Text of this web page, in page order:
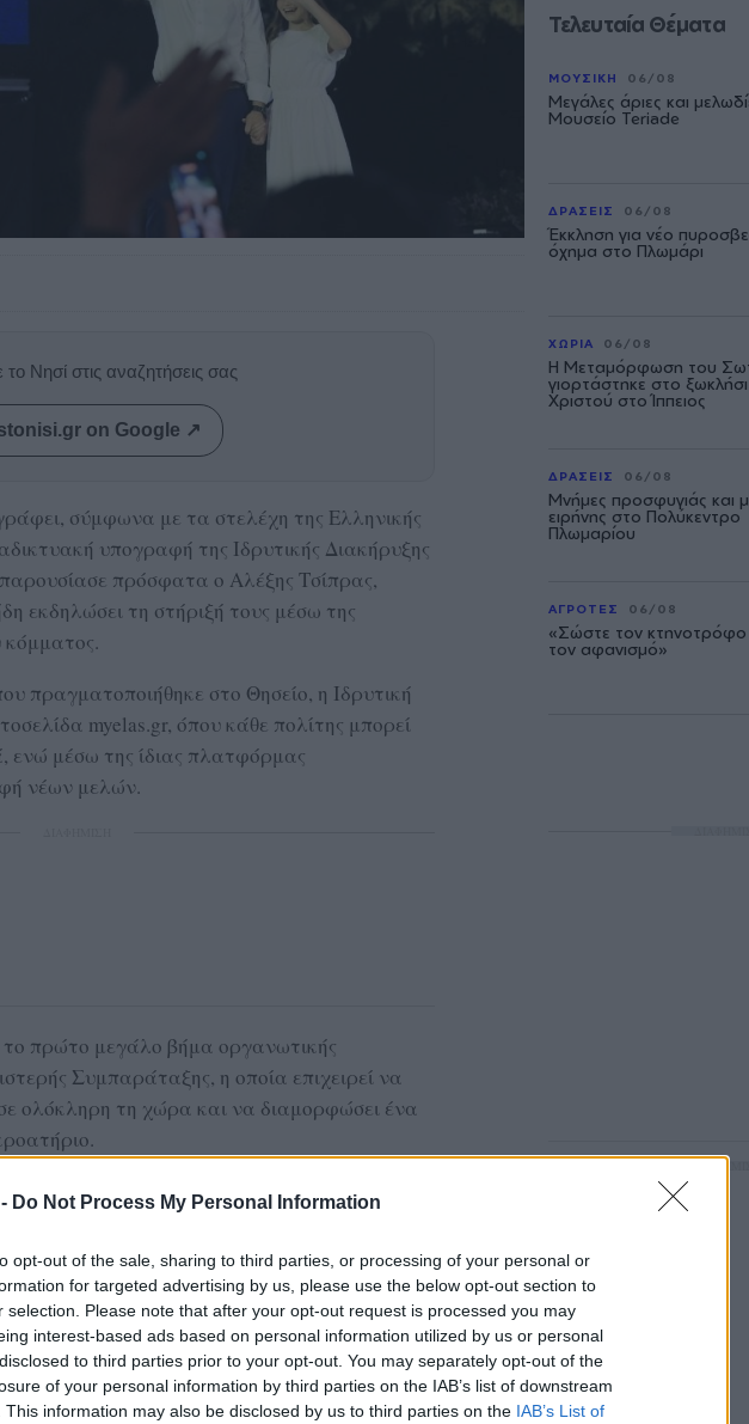
Do Not Process My Personal Information
opt-out of the sale, sharing to third parties, or processing of your personal or
for targeted advertising by us, please use the below opt-out section to
selection. Please note that after your opt-out request is processed you may
interest-based ads based on personal information utilized by us or personal
to third parties prior to your opt-out. You may separately opt-out of the
of your personal information by third parties on the IAB’s list of downstream
This information may also be disclosed by us to third parties on the IAB’s List of
Νησί στις αναζητήσεις σας
on Google ↗
σύμφωνα με τα στελέχη της Ελληνικής
υπογραφή της Ιδρυτικής Διακήρυξης
πρόσφατα ο Αλέξης Τσίπρας,
εκδηλώσει τη στήριξή τους μέσω της
πραγματοποιήθηκε στο Θησείο, η Ιδρυτική
myelas.gr, όπου κάθε πολίτης μπορεί
ενώ μέσω της ίδιας πλατφόρμας
νέων μελών.
πρώτο μεγάλο βήμα οργανωτικής
Συμπαράταξης, η οποία επιχειρεί να
ολόκληρη τη χώρα και να διαμορφώσει ένα
στον Άρειο Πάγο
Τελευταία Θέματα
ΜΟΥΣΙΚΗ 06/08
Μεγάλες άριες και
Μουσείο Teriade
ΔΡΑΣΕΙΣ 06/08
Έκκληση για νέο
όχημα στο Πλωμάρι
ΧΩΡΙΑ 06/08
Η Μεταμόρφωση του
γιορτάστηκε στο
Χριστού στο Ίππειος
ΔΡΑΣΕΙΣ 06/08
Μνήμες προσφυγιάς και
ειρήνης στο Πολύκεντρο
Πλωμαρίου
ΑΓΡΟΤΕΣ 06/08
«Σώστε τον
τον αφανισμό»